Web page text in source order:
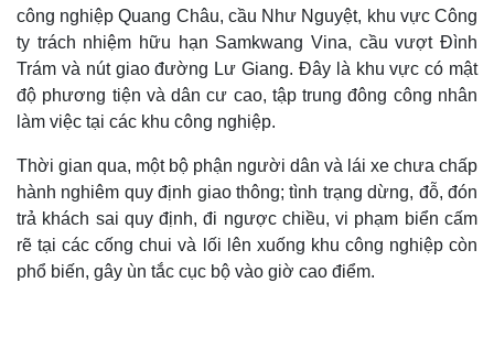
công nghiệp Quang Châu, cầu Như Nguyệt, khu vực Công
ty trách nhiệm hữu hạn Samkwang Vina, cầu vượt Đình
Trám và nút giao đường Lư Giang. Đây là khu vực có mật
độ phương tiện và dân cư cao, tập trung đông công nhân
làm việc tại các khu công nghiệp.
Thời gian qua, một bộ phận người dân và lái xe chưa chấp
hành nghiêm quy định giao thông; tình trạng dừng, đỗ, đón
trả khách sai quy định, đi ngược chiều, vi phạm biển cấm
rẽ tại các cống chui và lối lên xuống khu công nghiệp còn
phổ biến, gây ùn tắc cục bộ vào giờ cao điểm.